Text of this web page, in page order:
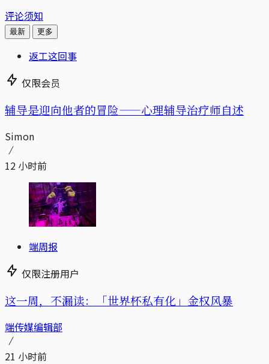
评论须知
最新 更多
返工这回事
仅限会员
辅导是迎向他者的冒险——心理辅导治疗师自述
Simon
12 小时前
端周报
仅限注册用户
这一周，不漏读：「世界杯私有化」金权风暴
端传媒编辑部
21 小时前